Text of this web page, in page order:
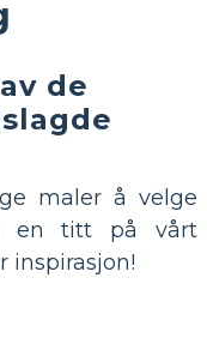
de
maler å velge
en titt på vårt
inspirasjon!